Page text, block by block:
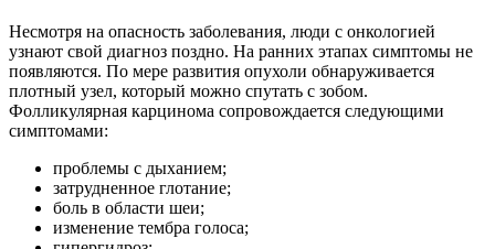
Несмотря на опасность заболевания, люди с онкологией
узнают свой диагноз поздно. На ранних этапах симптомы не
появляются. По мере развития опухоли обнаруживается
плотный узел, который можно спутать с зобом.
Фолликулярная карцинома сопровождается следующими
симптомами:
проблемы с дыханием;
затрудненное глотание;
боль в области шеи;
изменение тембра голоса;